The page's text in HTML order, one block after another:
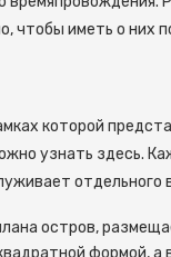
чтобы иметь о них
которой
узнать здесь.
отдельного
остров,
формой, а